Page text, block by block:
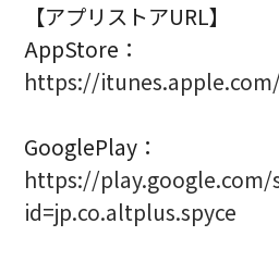
【アプリストアURL】
AppStore：
https://
GooglePlay：
https://
id=jp.co.altplus.spyce